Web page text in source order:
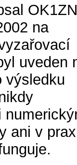
OK1ZN
na
uveden
výsledku
ani v